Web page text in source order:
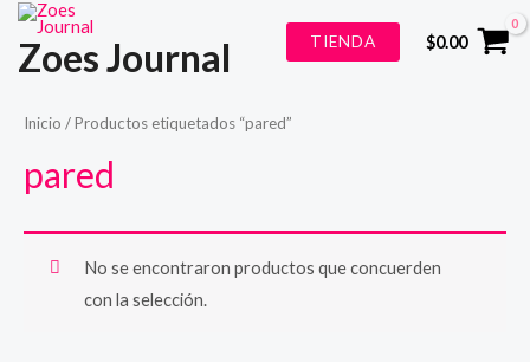
contenido
Zoes Journal TIENDA $0.00
Inicio / Productos etiquetados “pared”
pared
No se encontraron productos que concuerden
con la selección.